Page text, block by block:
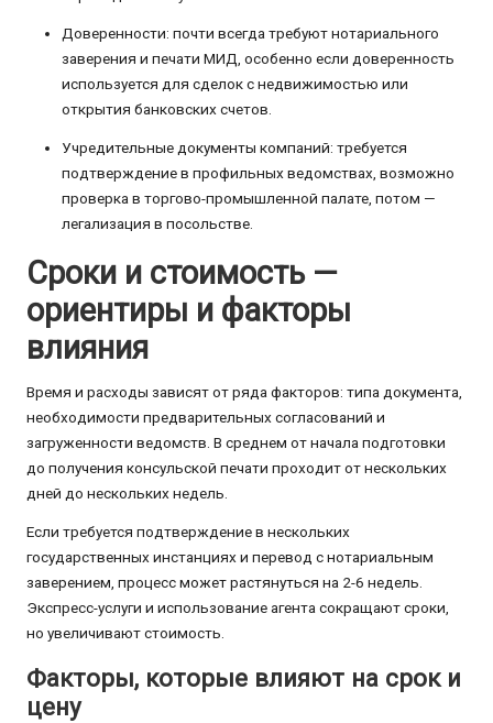
Доверенности: почти всегда требуют нотариального
заверения и печати МИД, особенно если доверенность
используется для сделок с недвижимостью или
открытия банковских счетов.
Учредительные документы компаний: требуется
подтверждение в профильных ведомствах, возможно
проверка в торгово-промышленной палате, потом —
легализация в посольстве.
Сроки и стоимость —
ориентиры и факторы
влияния
Время и расходы зависят от ряда факторов: типа документа,
необходимости предварительных согласований и
загруженности ведомств. В среднем от начала подготовки
до получения консульской печати проходит от нескольких
дней до нескольких недель.
Если требуется подтверждение в нескольких
государственных инстанциях и перевод с нотариальным
заверением, процесс может растянуться на 2-6 недель.
Экспресс-услуги и использование агента сокращают сроки,
но увеличивают стоимость.
Факторы, которые влияют на срок и
цену